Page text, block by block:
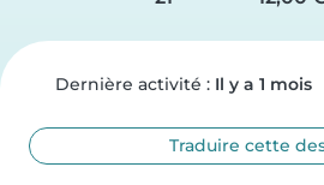
Dernière activité : Il y a 1 mois
Traduire cette